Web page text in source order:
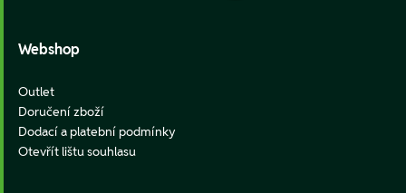
Webshop
Outlet
Doručení zboží
Dodací a platební podmínky
Otevřít lištu souhlasu